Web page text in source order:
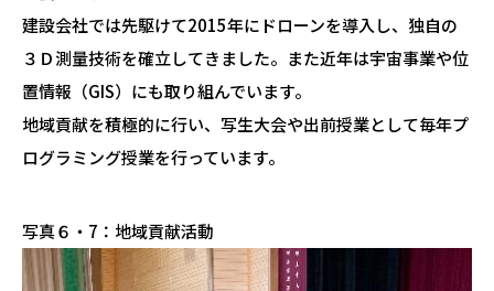
建設会社では先駆けて2015年にドローンを導入し、独自の
３ Ｄ測量技術を確立してきました。また近年は宇宙事業や位
置情報（GIS）にも取り組んでいます。
地域貢献を積極的に行い、写生大会や出前授業として毎年プ
ログラミング授業を行っています。
写真６・7：地域貢献活動